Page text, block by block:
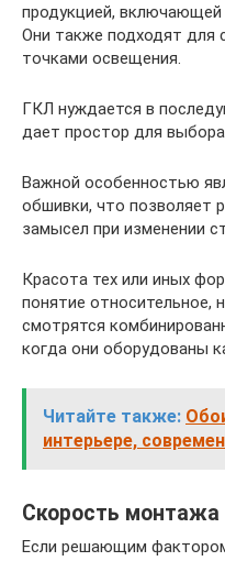
продукцией,
Они также подходят для
точками освещения.
ГКЛ нуждается в
дает простор для выбора
Важной особенностью
обшивки, что позволяет
замысел при изменении
Красота тех или иных
понятие относительное,
смотрятся
когда они оборудованы
Читайте также:
интерьере,
Скорость монтажа
Если решающим